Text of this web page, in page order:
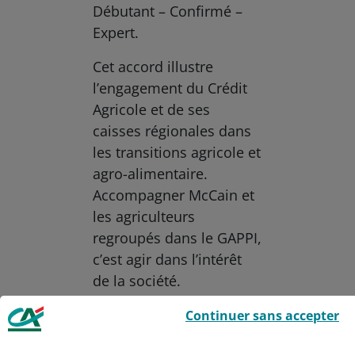
Débutant – Confirmé –
Expert.
Cet accord illustre
l’engagement du Crédit
Agricole et de ses
caisses régionales dans
les transitions agricole et
agro-alimentaire.
Accompagner McCain et
les agriculteurs
regroupés dans le GAPPI,
c’est agir dans l’intérêt
de la société.
indispensables car utilisés à des fins de bon fonctionnement et de
sécurité ; d’autres sont facultatifs. Les
Continuer sans accepter